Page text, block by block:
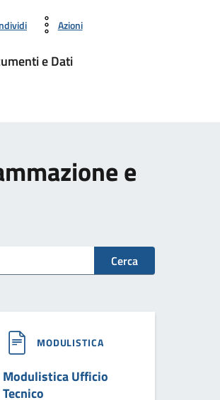
Azioni
e Dati
e
Cerca
MODULISTICA
Modulistica Ufficio
Tecnico